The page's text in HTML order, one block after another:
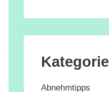
Kategorie
Abnehmtipps